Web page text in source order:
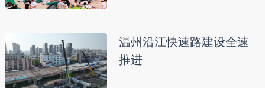
温州沿江快速路建设全速
推进